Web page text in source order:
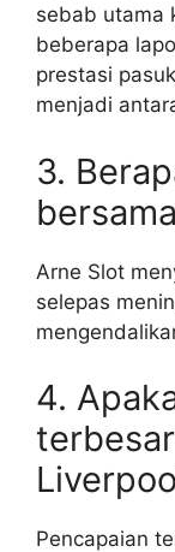
sebab utama
beberapa
prestasi
menjadi
3.
Arne Slot
selepas
4.
Pencapaian